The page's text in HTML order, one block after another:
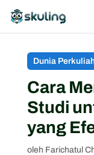
Dunia
Cara
Studi
yang
oleh Farichatul